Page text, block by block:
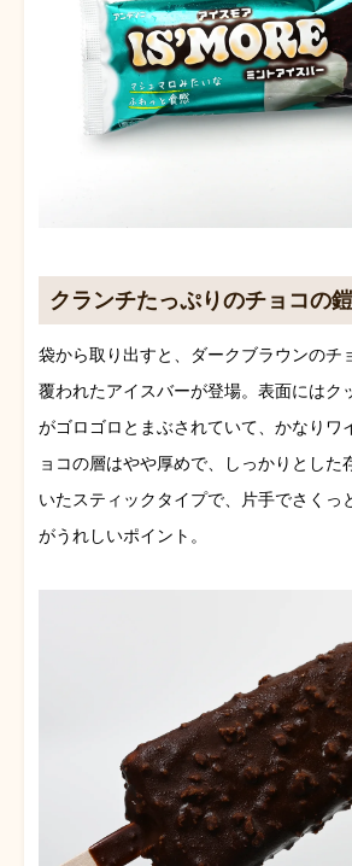
クランチたっぷりのチョコの鎧
袋から取り出すと、ダークブラウンのチ
覆われたアイスバーが登場。表面にはク
がゴロゴロとまぶされていて、かなりワ
ョコの層はやや厚めで、しっかりとした
いたスティックタイプで、片手でさくっ
がうれしいポイント。